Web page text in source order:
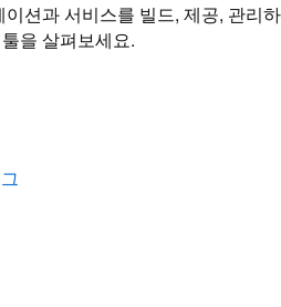
션과 서비스를 빌드, 제공, 관리하
을 살펴보세요.